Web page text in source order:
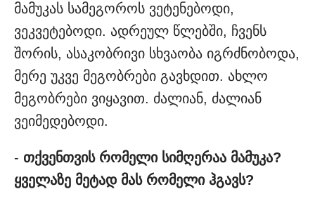
მამუკას სამეგოროს ვეტენებოდი,
ვეკვეტებოდი. ადრეულ წლებში, ჩვენს
შორის, ასაკობრივი სხვაობა იგრძნობოდა,
მერე უკვე მეგობრები გავხდით. ახლო
მეგობრები ვიყავით. ძალიან, ძალიან
ვეიმედებოდი.
- თქვენთვის რომელი სიმღერაა მამუკა?
ყველაზე მეტად მას რომელი ჰგავს?